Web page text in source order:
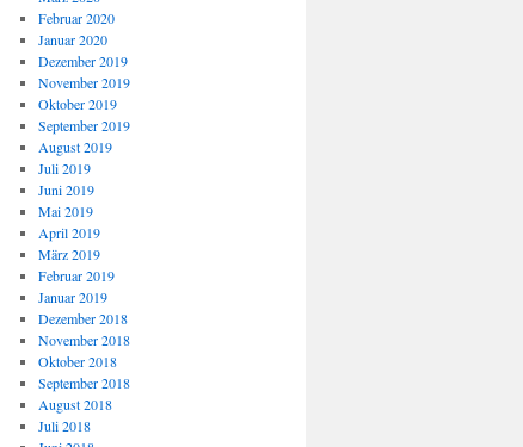
Februar 2020
Januar 2020
Dezember 2019
November 2019
Oktober 2019
September 2019
August 2019
Juli 2019
Juni 2019
Mai 2019
April 2019
März 2019
Februar 2019
Januar 2019
Dezember 2018
November 2018
Oktober 2018
September 2018
August 2018
Juli 2018